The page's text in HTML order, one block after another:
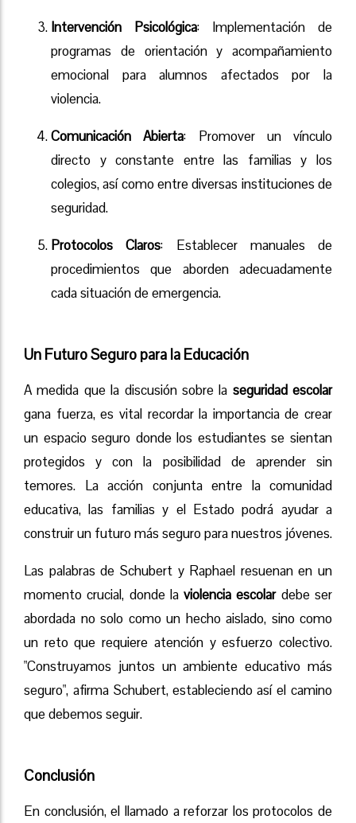
Intervención Psicológica: Implementación de
programas de orientación y acompañamiento
emocional para alumnos afectados por la
violencia.
Comunicación Abierta: Promover un vínculo
directo y constante entre las familias y los
colegios, así como entre diversas instituciones de
seguridad.
Protocolos Claros: Establecer manuales de
procedimientos que aborden adecuadamente
cada situación de emergencia.
Un Futuro Seguro para la Educación
A medida que la discusión sobre la seguridad escolar
gana fuerza, es vital recordar la importancia de crear
un espacio seguro donde los estudiantes se sientan
protegidos y con la posibilidad de aprender sin
temores. La acción conjunta entre la comunidad
educativa, las familias y el Estado podrá ayudar a
construir un futuro más seguro para nuestros jóvenes.
Las palabras de Schubert y Raphael resuenan en un
momento crucial, donde laviolencia escolardebe ser
abordada no solo como un hecho aislado, sino como
un reto que requiere atención y esfuerzo colectivo.
"Construyamos juntos un ambiente educativo más
seguro", afirma Schubert, estableciendo así el camino
que debemos seguir.
Conclusión
En conclusión, el llamado a reforzar los protocolos de